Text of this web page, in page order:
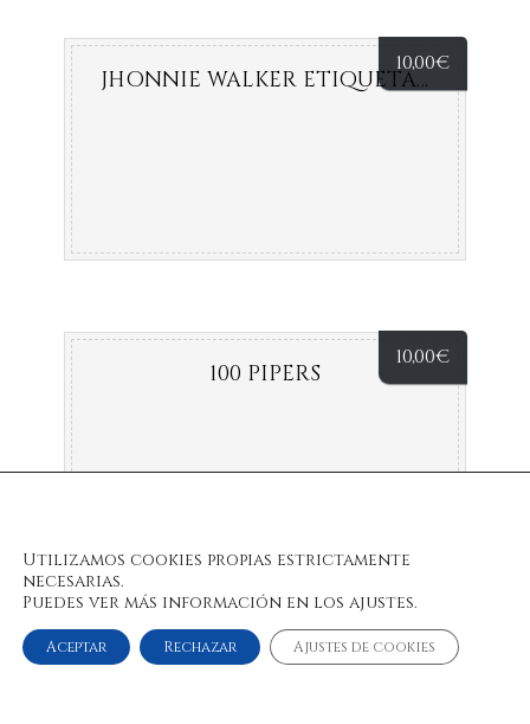
10,00€
JHONNIE WALKER ETIQUETA ROJA
10,00€
100 PIPERS
Utilizamos cookies propias estrictamente
necesarias.
Puedes ver más información en los ajustes.
Aceptar Rechazar Ajustes de cookies